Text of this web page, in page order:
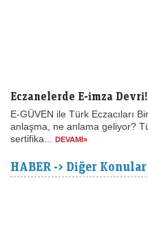
Eczanelerde E-imza Devri!
E-GÜVEN ile Türk Eczacıları
anlaşma, ne anlama geliyor?
sertifika... DEVAMI»
HABER -> Diğer Konular